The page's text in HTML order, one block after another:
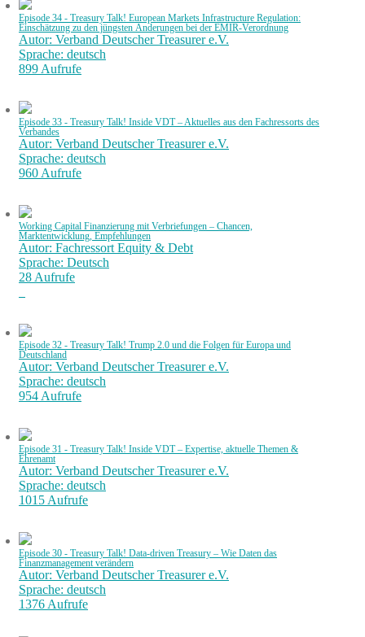
Episode 34 - Treasury Talk! European Markets Infrastructure Regulation:
Einschätzung zu den jüngsten Änderungen bei der EMIR-Verordnung
Autor: Verband Deutscher Treasurer e.V.
Sprache: deutsch
899 Aufrufe
Episode 33 - Treasury Talk! Inside VDT – Aktuelles aus den Fachressorts des
Verbandes
Autor: Verband Deutscher Treasurer e.V.
Sprache: deutsch
960 Aufrufe
Working Capital Finanzierung mit Verbriefungen – Chancen,
Marktentwicklung, Empfehlungen
Autor: Fachressort Equity & Debt
Sprache: Deutsch
28 Aufrufe
Episode 32 - Treasury Talk! Trump 2.0 und die Folgen für Europa und
Deutschland
Autor: Verband Deutscher Treasurer e.V.
Sprache: deutsch
954 Aufrufe
Episode 31 - Treasury Talk! Inside VDT – Expertise, aktuelle Themen &
Ehrenamt
Autor: Verband Deutscher Treasurer e.V.
Sprache: deutsch
1015 Aufrufe
Episode 30 - Treasury Talk! Data-driven Treasury – Wie Daten das
Finanzmanagement verändern
Autor: Verband Deutscher Treasurer e.V.
Sprache: deutsch
1376 Aufrufe